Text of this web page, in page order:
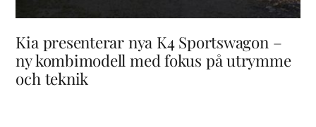
Kia presenterar nya K4 Sportswagon –
ny kombimodell med fokus på utrymme
och teknik